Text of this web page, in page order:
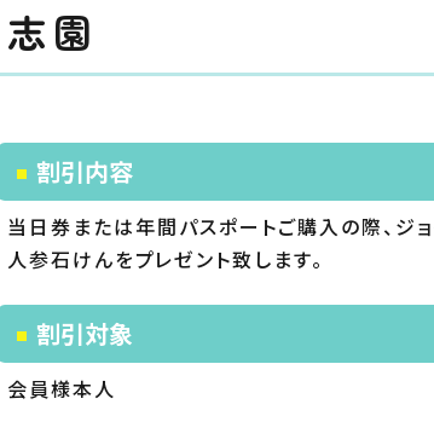
園
割引内容
当日券または年間パスポートご購入の際、ジ
人参石けんをプレゼント致します。
割引対象
会員様本人